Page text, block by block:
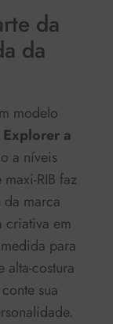
da
da
modelo
Explorer a
a níveis
RIB faz
da marca
criativa em
para
costura
sua